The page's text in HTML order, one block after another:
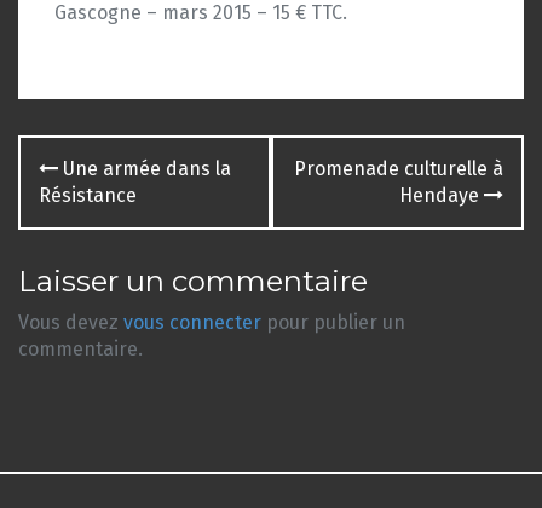
Gascogne – mars 2015 – 15 € TTC.
Navigation
des
articles
Une armée dans la
Résistance
Promenade culturelle à
Hendaye
Laisser un commentaire
Vous devez vous connecter pour publier un
commentaire.